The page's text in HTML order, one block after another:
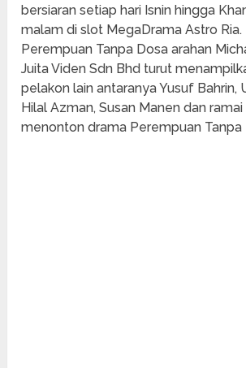
bersiaran setiap hari Isnin hingga
malam di slot MegaDrama Astro Ria.
Perempuan Tanpa Dosa arahan
Juita Viden Sdn Bhd turut
pelakon lain antaranya Yusuf Bahrin,
Hilal Azman, Susan Manen dan
menonton drama Perempuan Tanpa